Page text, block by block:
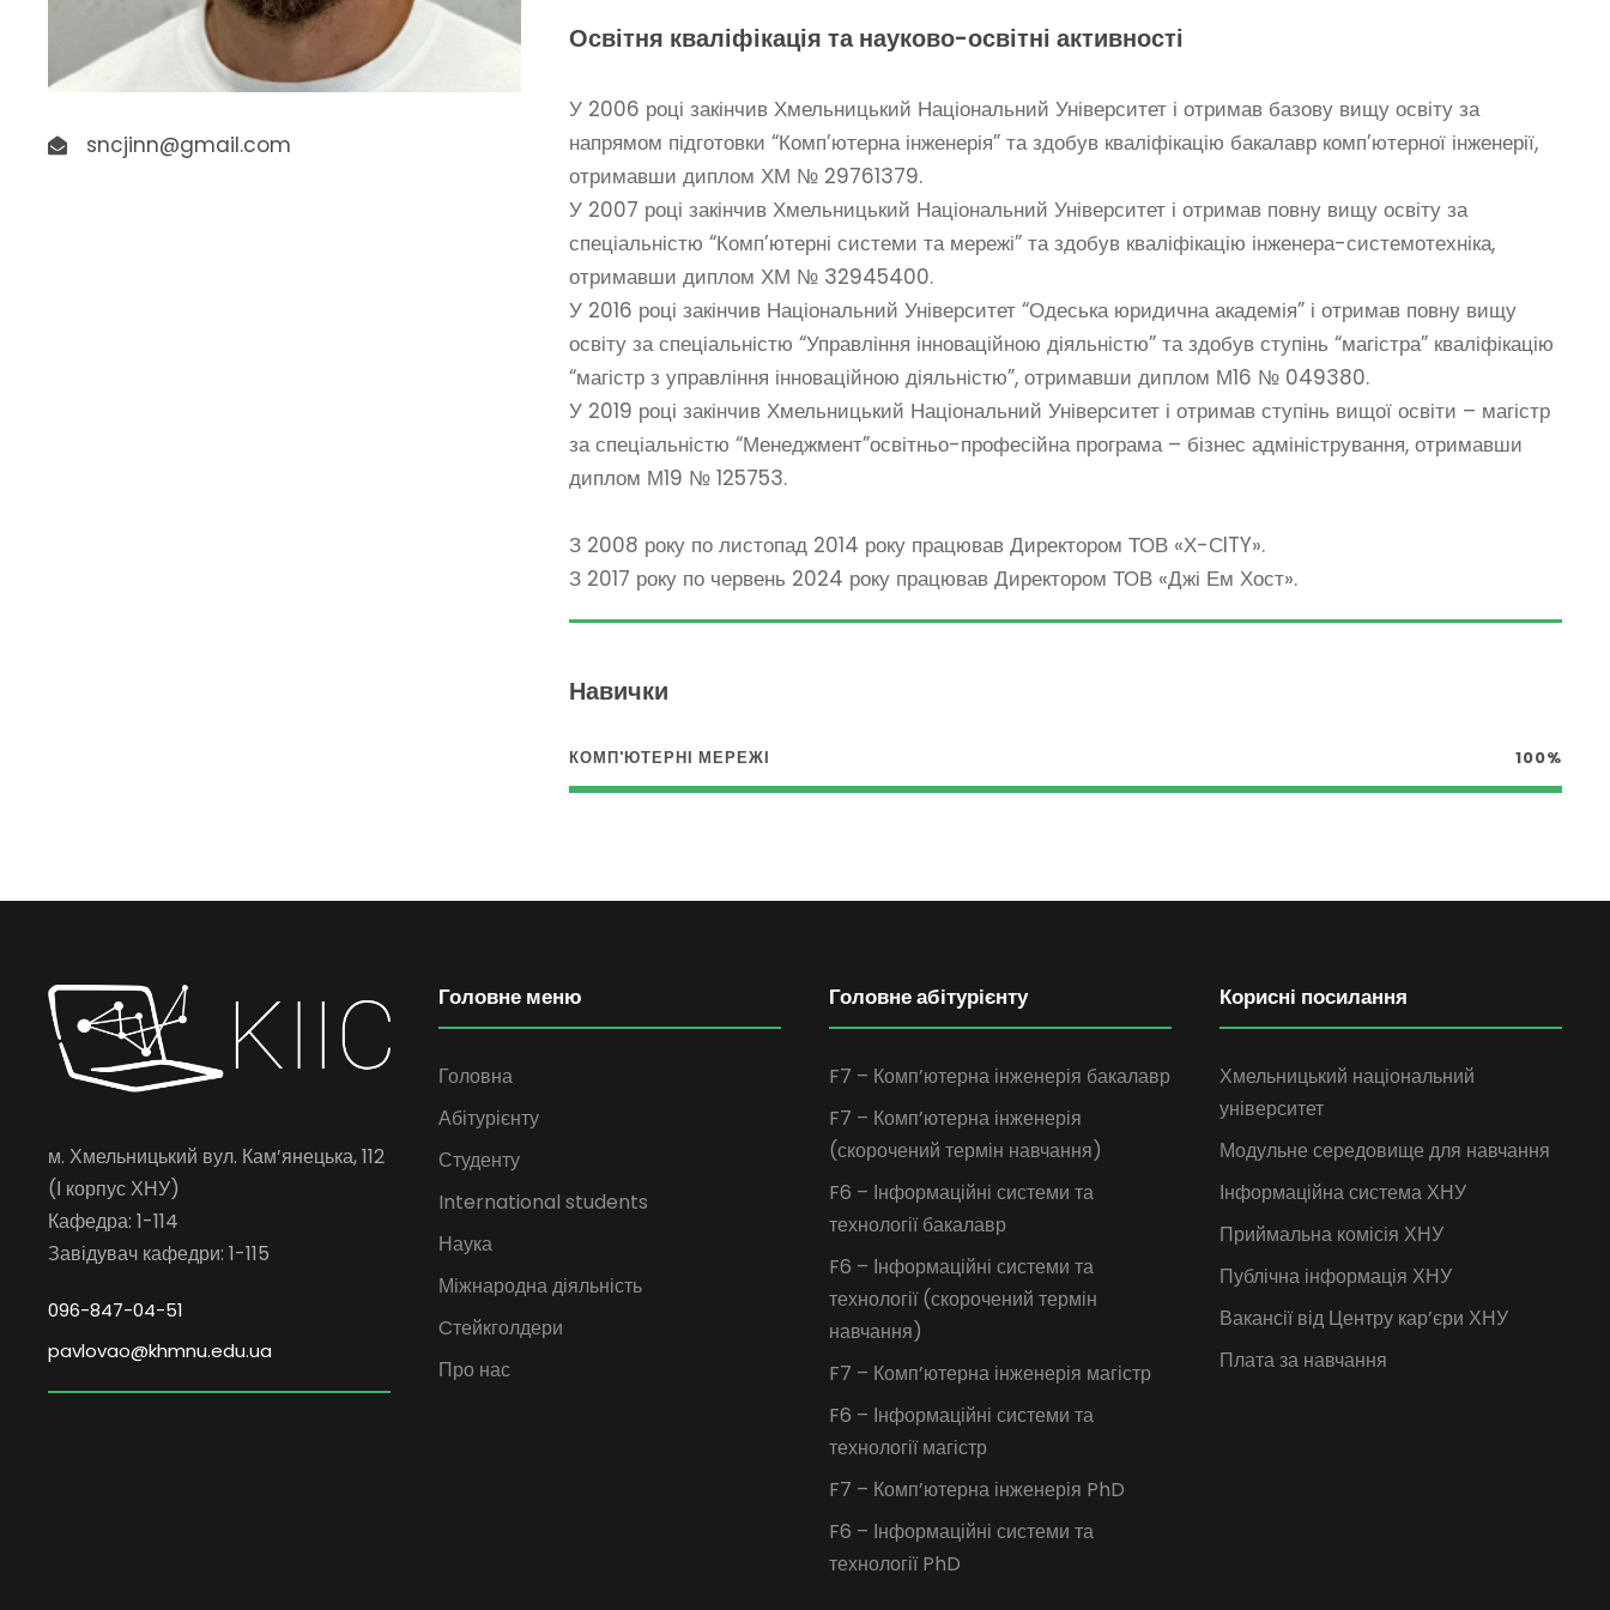
sncjinn@gmail.com
Освітня кваліфікація та науково-освітні активності
У 2006 році закінчив Хмельницький Національний Університет і отримав базову вищу освіту за
напрямом підготовки “Комп’ютерна інженерія” та здобув кваліфікацію бакалавр комп’ютерної інженерії,
отримавши диплом ХМ № 29761379.
У 2007 році закінчив Хмельницький Національний Університет і отримав повну вищу освіту за
спеціальністю “Комп’ютерні системи та мережі” та здобув кваліфікацію інженера-системотехніка,
отримавши диплом ХМ № 32945400.
У 2016 році закінчив Національний Університет “Одеська юридична академія” і отримав повну вищу
освіту за спеціальністю “Управління інноваційною діяльністю” та здобув ступінь “магістра” кваліфікацію
“магістр з управління інноваційною діяльністю”, отримавши диплом М16 № 049380.
У 2019 році закінчив Хмельницький Національний Університет і отримав ступінь вищої освіти – магістр
за спеціальністю “Менеджмент”освітньо-професійна програма – бізнес адміністрування, отримавши
диплом М19 № 125753.
З 2008 року по листопад 2014 року працював Директором ТОВ «Х-СITY».
З 2017 року по червень 2024 року працював Директором ТОВ «Джі Ем Хост».
Навички
КОМП'ЮТЕРНІ МЕРЕЖІ 100%
м. Хмельницький вул. Кам’янецька, 112
(І корпус ХНУ)
Кафедра: 1-114
Завідувач кафедри: 1-115
096-847-04-51
pavlovao@khmnu.edu.ua
Головне меню
Головна
Абітурієнту
Студенту
International students
Наука
Міжнародна діяльність
Cтейкголдери
Про нас
Головне абітурієнту
F7 – Комп’ютерна інженерія бакалавр
F7 – Комп’ютерна інженерія
(скорочений термін навчання)
F6 – Інформаційні системи та
технології бакалавр
F6 – Інформаційні системи та
технології (скорочений термін
навчання)
F7 – Комп’ютерна інженерія магістр
F6 – Інформаційні системи та
технології магістр
F7 – Комп’ютерна інженерія PhD
F6 – Інформаційні системи та
технології PhD
Корисні посилання
Хмельницький національний
університет
Модульне середовище для навчання
Інформаційна система ХНУ
Приймальна комісія ХНУ
Публічна інформація ХНУ
Вакансії від Центру кар’єри ХНУ
Плата за навчання